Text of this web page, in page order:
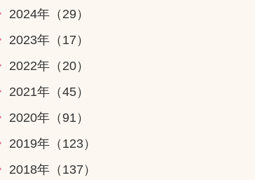
2024年 （29）
2023年 （17）
2022年 （20）
2021年 （45）
2020年 （91）
2019年 （123）
2018年 （137）